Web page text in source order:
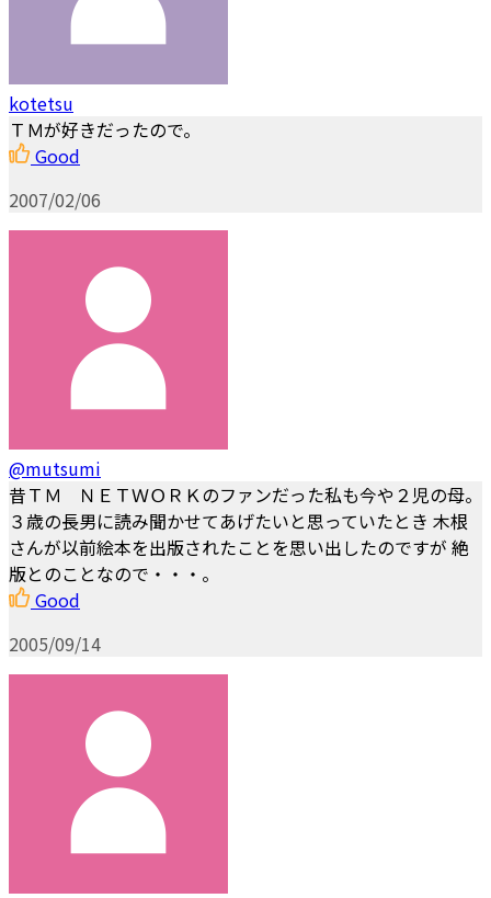
kotetsu
ＴＭが好きだったので。
Good
2007/02/06
@mutsumi
昔ＴＭ ＮＥＴＷＯＲＫのファンだった私も今や２児の母。
３歳の長男に読み聞かせてあげたいと思っていたとき 木根
さんが以前絵本を出版されたことを思い出したのですが 絶
版とのことなので・・・。
Good
2005/09/14